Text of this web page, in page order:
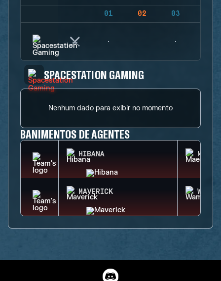
01 02 03
SPACESTATION GAMING
Nenhum dado para exibir no momento
BANIMENTOS DE AGENTES
HIBANA
MAVERICK WAMAI